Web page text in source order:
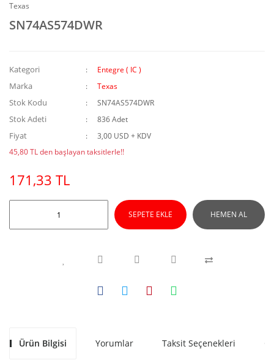
Texas
SN74AS574DWR
Kategori Entegre ( IC )
Marka Texas
Stok Kodu SN74AS574DWR
Stok Adeti 836 Adet
Fiyat
3,00 USD + KDV
45,80 TL den başlayan taksitlerle!!
171,33 TL
SEPETE EKLE HEMEN AL
Ürün Bilgisi Yorumlar Taksit Seçenekleri